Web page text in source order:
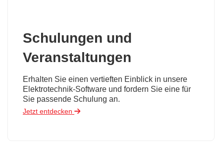
Schulungen und
Veranstaltungen
Erhalten Sie einen vertieften Einblick in unsere
Elektrotechnik-Software und fordern Sie eine für
Sie passende Schulung an.
Jetzt entdecken